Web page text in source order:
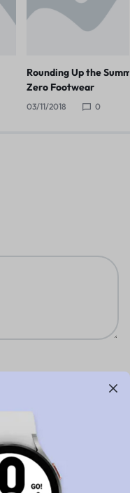
Rounding Up the
Zero Footwear
03/11/2018 0